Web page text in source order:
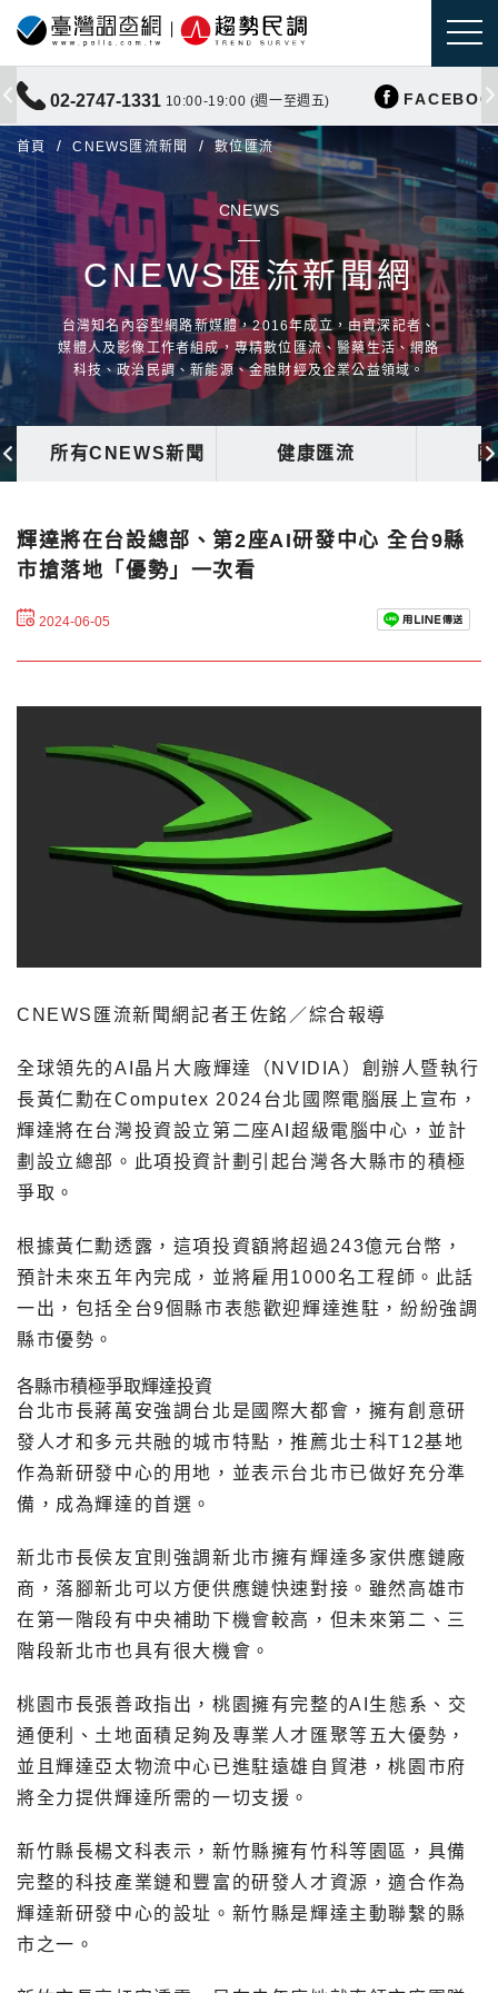
02-2747-1331 10:00-19:00 (週一至週五)
首頁 CNEWS匯流新聞 數位匯流
CNEWS
CNEWS匯流新聞網
台灣知名內容型網路新媒體，2016年成立，由資深記者、
媒體人及影像工作者組成，專精數位匯流、醫藥生活、網路
科技、政治民調、新能源、金融財經及企業公益領域。
所有CNEWS新聞 健康匯流
輝達將在台設總部、第2座AI研發中心 全台9縣
市搶落地「優勢」一次看
2024-06-05
CNEWS匯流新聞網記者王佐銘／綜合報導
全球領先的AI晶片大廠輝達（NVIDIA）創辦人暨執行
長黃仁勳在Computex 2024台北國際電腦展上宣布，
輝達將在台灣投資設立第二座AI超級電腦中心，並計
劃設立總部。此項投資計劃引起台灣各大縣市的積極
爭取。
根據黃仁勳透露，這項投資額將超過243億元台幣，
預計未來五年內完成，並將雇用1000名工程師。此話
一出，包括全台9個縣市表態歡迎輝達進駐，紛紛強調
縣市優勢。
各縣市積極爭取輝達投資
台北市長蔣萬安強調台北是國際大都會，擁有創意研
發人才和多元共融的城市特點，推薦北士科T12基地
作為新研發中心的用地，並表示台北市已做好充分準
備，成為輝達的首選。
新北市長侯友宜則強調新北市擁有輝達多家供應鏈廠
商，落腳新北可以方便供應鏈快速對接。雖然高雄市
在第一階段有中央補助下機會較高，但未來第二、三
階段新北市也具有很大機會。
桃園市長張善政指出，桃園擁有完整的AI生態系、交
通便利、土地面積足夠及專業人才匯聚等五大優勢，
並且輝達亞太物流中心已進駐遠雄自貿港，桃園市府
將全力提供輝達所需的一切支援。
新竹縣長楊文科表示，新竹縣擁有竹科等園區，具備
完整的科技產業鏈和豐富的研發人才資源，適合作為
輝達新研發中心的設址。新竹縣是輝達主動聯繫的縣
市之一。